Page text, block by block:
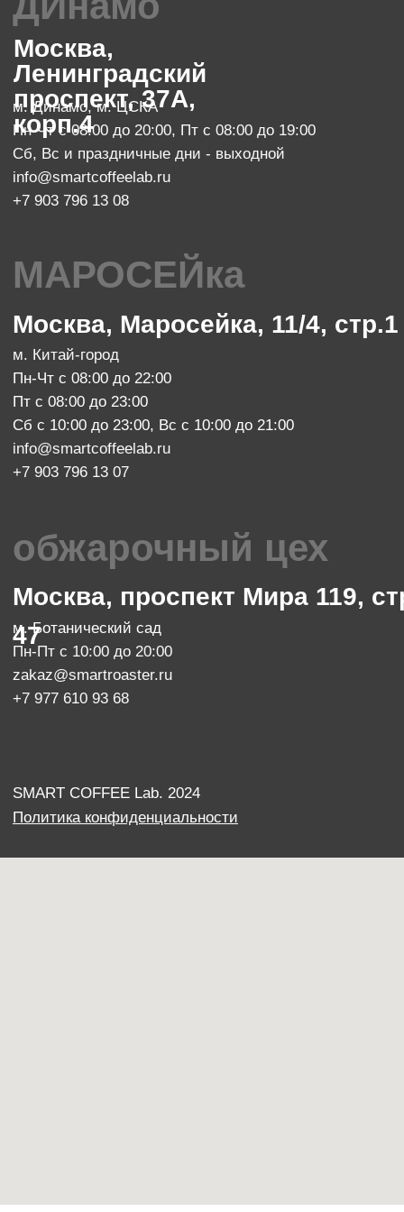
Пн-Пт с 10:00 до 20:00
zakaz@smartroaster.ru
+7 977 610 93 68
SMART COFFEE Lab. 2024
Политика конфиденциальности